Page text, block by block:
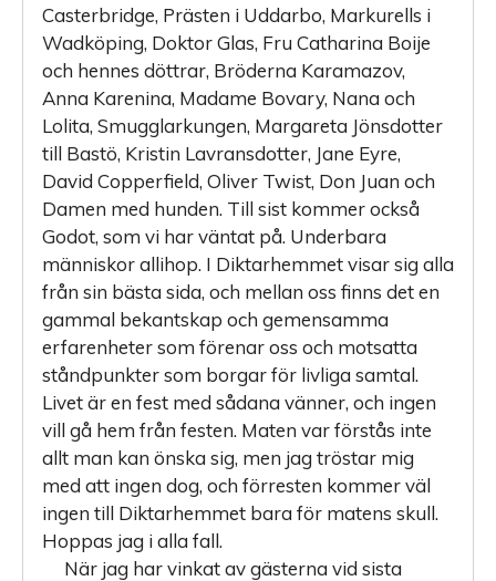
Casterbridge, Prästen i Uddarbo, Markurells i
Wadköping, Doktor Glas, Fru Catharina Boije
och hennes döttrar, Bröderna Karamazov,
Anna Karenina, Madame Bovary, Nana och
Lolita, Smugglarkungen, Margareta Jönsdotter
till Bastö, Kristin Lavransdotter, Jane Eyre,
David Copperfield, Oliver Twist, Don Juan och
Damen med hunden. Till sist kommer också
Godot, som vi har väntat på. Underbara
människor allihop. I Diktarhemmet visar sig alla
från sin bästa sida, och mellan oss finns det en
gammal bekantskap och gemensamma
erfarenheter som förenar oss och motsatta
ståndpunkter som borgar för livliga samtal.
Livet är en fest med sådana vänner, och ingen
vill gå hem från festen. Maten var förstås inte
allt man kan önska sig, men jag tröstar mig
med att ingen dog, och förresten kommer väl
ingen till Diktarhemmet bara för matens skull.
Hoppas jag i alla fall.
När jag har vinkat av gästerna vid sista